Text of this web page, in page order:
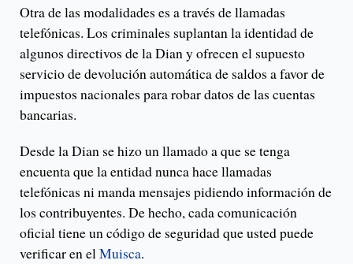
Otra de las modalidades es a través de llamadas
telefónicas. Los criminales suplantan la identidad de
algunos directivos de la Dian y ofrecen el supuesto
servicio de devolución automática de saldos a favor de
impuestos nacionales para robar datos de las cuentas
bancarias.
Desde la Dian se hizo un llamado a que se tenga
encuenta que la entidad nunca hace llamadas
telefónicas ni manda mensajes pidiendo información de
los contribuyentes. De hecho, cada comunicación
oficial tiene un código de seguridad que usted puede
verificar en elMuisca.